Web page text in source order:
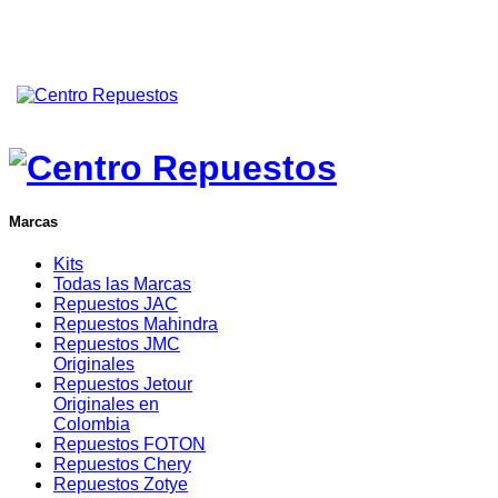
Marcas
Kits
Todas las Marcas
Repuestos JAC
Repuestos Mahindra
Repuestos JMC
Originales
Repuestos Jetour
Originales en
Colombia
Repuestos FOTON
Repuestos Chery
Repuestos Zotye